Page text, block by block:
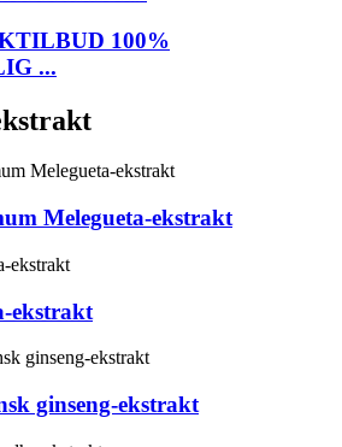
100%
...
Melegueta-ekstrakt
ekstrakt
ginseng-ekstrakt